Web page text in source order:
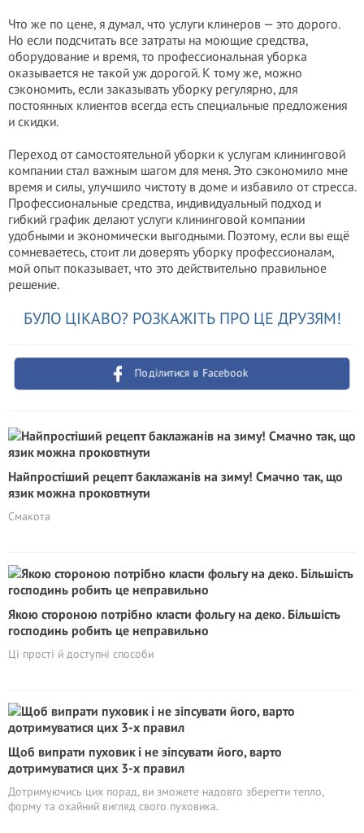
Что же по цене, я думал, что услуги клинеров — это дорого.
Но если подсчитать все затраты на моющие средства,
оборудование и время, то профессиональная уборка
оказывается не такой уж дорогой. К тому же, можно
сэкономить, если заказывать уборку регулярно, для
постоянных клиентов всегда есть специальные предложения
и скидки.
Переход от самостоятельной уборки к услугам клининговой
компании стал важным шагом для меня. Это сэкономило мне
время и силы, улучшило чистоту в доме и избавило от стресса.
Профессиональные средства, индивидуальный подход и
гибкий график делают услуги клининговой компании
удобными и экономически выгодными. Поэтому, если вы ещё
сомневаетесь, стоит ли доверять уборку профессионалам,
мой опыт показывает, что это действительно правильное
решение.
БУЛО ЦІКАВО? РОЗКАЖІТЬ ПРО ЦЕ ДРУЗЯМ!
Поділитися в Facebook
Найпростіший рецепт баклажанів на зиму! Смачно так, що
язик можна проковтнути
Смакота
Якою стороною потрібно класти фольгу на деко. Більшість
господинь робить це неправильно
Ці прості й доступні способи
Щоб випрати пуховик і не зіпсувати його, варто
дотримуватися цих 3-х правил
Дотримуючись цих порад, ви зможете надовго зберегти тепло,
форму та охайний вигляд свого пуховика.